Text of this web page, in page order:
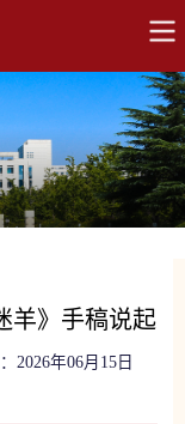
羊》手稿说起
2026年06月15日